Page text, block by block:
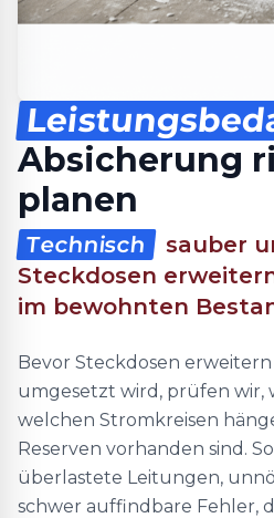
Absicherung
planen
Technisch
sauber
Steckdosen
im bewohnten
Bevor Steckdosen
umgesetzt wird, prüfen wir,
welchen Stromkreisen
Reserven vorhanden sind.
überlastete Leitungen,
schwer auffindbare Fehler,